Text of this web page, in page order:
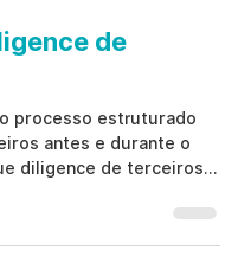
de
processo estruturado
antes e durante o
diligence de terceiros
Ao adotar uma
de terceiros, a